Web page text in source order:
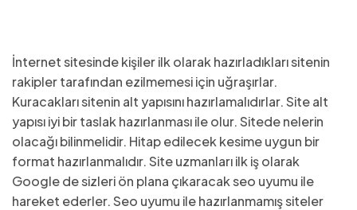
İnternet sitesinde kişiler ilk olarak hazırladıkları sitenin
rakipler tarafından ezilmemesi için uğraşırlar.
Kuracakları sitenin alt yapısını hazırlamalıdırlar. Site alt
yapısı iyi bir taslak hazırlanması ile olur. Sitede nelerin
olacağı bilinmelidir. Hitap edilecek kesime uygun bir
format hazırlanmalıdır. Site uzmanları ilk iş olarak
Google de sizleri ön plana çıkaracak seo uyumu ile
hareket ederler. Seo uyumu ile hazırlanmamış siteler